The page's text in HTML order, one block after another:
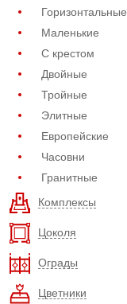
Горизонтальные
Маленькие
С крестом
Двойные
Тройные
Элитные
Европейские
Часовни
Гранитные
Комплексы
Цоколя
Ограды
Цветники